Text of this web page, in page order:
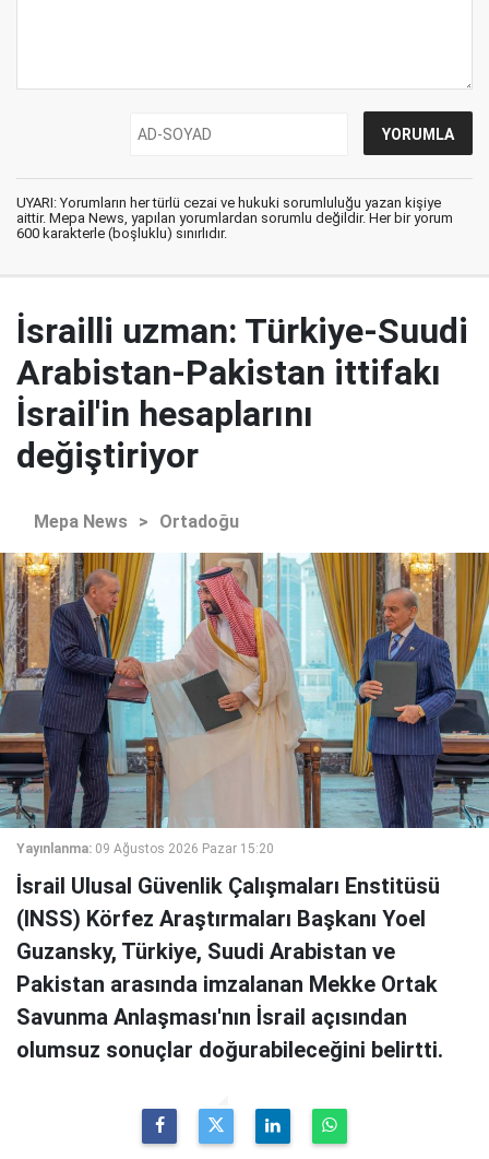
UYARI: Yorumların her türlü cezai ve hukuki sorumluluğu yazan kişiye
aittir. Mepa News, yapılan yorumlardan sorumlu değildir. Her bir yorum
600 karakterle (boşluklu) sınırlıdır.
İsrailli uzman: Türkiye-Suudi
Arabistan-Pakistan ittifakı
İsrail'in hesaplarını
değiştiriyor
Mepa News > Ortadoğu
Yayınlanma: 09 Ağustos 2026 Pazar 15:20
İsrail Ulusal Güvenlik Çalışmaları Enstitüsü
(INSS) Körfez Araştırmaları Başkanı Yoel
Guzansky, Türkiye, Suudi Arabistan ve
Pakistan arasında imzalanan Mekke Ortak
Savunma Anlaşması'nın İsrail açısından
olumsuz sonuçlar doğurabileceğini belirtti.